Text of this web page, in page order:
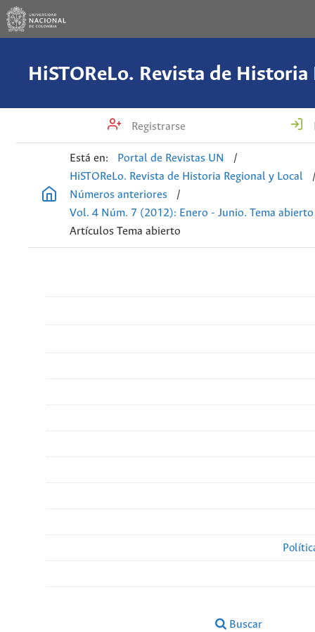
Registrarse
Está en: Portal de Revistas UN
/
HiSTOReLo. Revista de Historia Regional y Local
Números anteriores
/
Vol. 4 Núm. 7 (2012): Enero - Junio. Tema abierto
Artículos Tema abierto
Buscar